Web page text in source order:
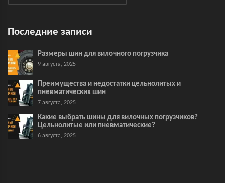
Последние записи
Размеры шин для вилочного погрузчика
9 августа, 2025
Преимущества и недостатки цельнолитых и
пневматических шин
7 августа, 2025
Какие выбрать шины для вилочных погрузчиков?
Цельнолитые или пневматические?
6 августа, 2025